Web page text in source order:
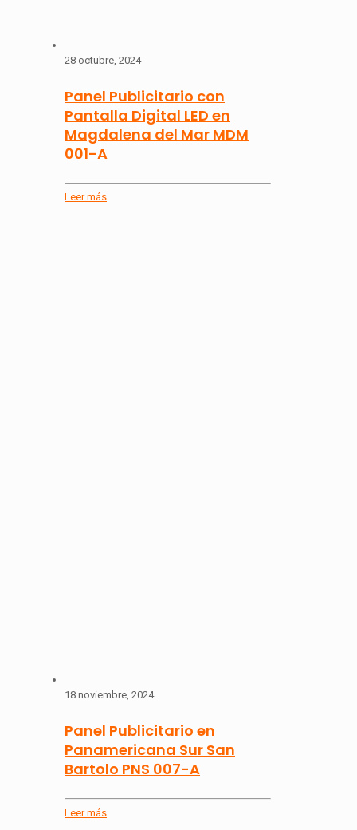
28 octubre, 2024
Panel Publicitario con
Pantalla Digital LED en
Magdalena del Mar MDM
001-A
Leer más
18 noviembre, 2024
Panel Publicitario en
Panamericana Sur San
Bartolo PNS 007-A
Leer más